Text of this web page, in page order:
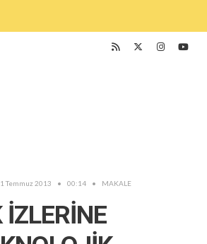
Temmuz 2013 • 00:14 • MAKALE